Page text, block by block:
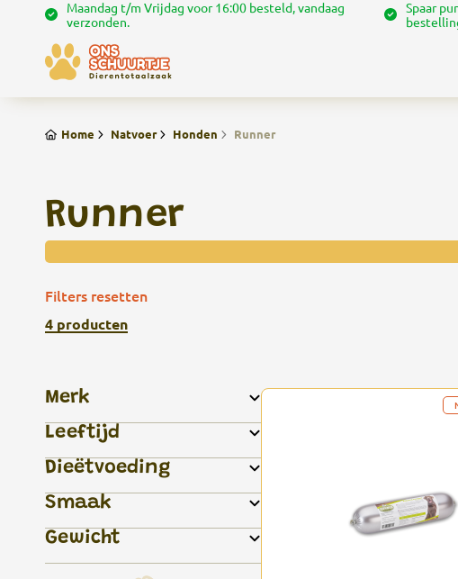
Maandag t/m Vrijdag voor 16:00 besteld, vandaag
verzonden.
Spaar
Home Natvoer Honden Runner
Runner
Filters resetten
4 producten
Merk
Leeftijd
Dieëtvoeding
Smaak
Gewicht